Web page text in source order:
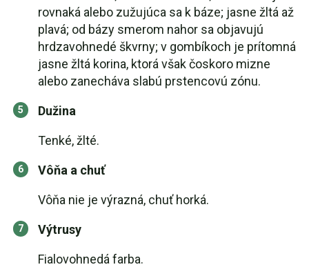
rovnaká alebo zužujúca sa k báze; jasne žltá až
plavá; od bázy smerom nahor sa objavujú
hrdzavohnedé škvrny; v gombíkoch je prítomná
jasne žltá korina, ktorá však čoskoro mizne
alebo zanecháva slabú prstencovú zónu.
Dužina
Tenké, žlté.
Vôňa a chuť
Vôňa nie je výrazná, chuť horká.
Výtrusy
Fialovohnedá farba.